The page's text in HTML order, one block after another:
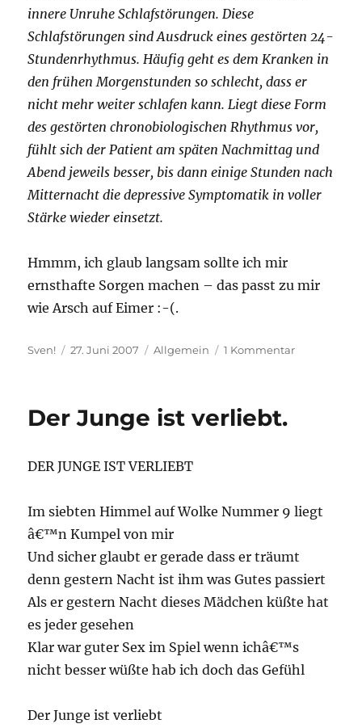
innere Unruhe Schlafstörungen. Diese
Schlafstörungen sind Ausdruck eines gestörten 24-
Stundenrhythmus. Häufig geht es dem Kranken in
den frühen Morgenstunden so schlecht, dass er
nicht mehr weiter schlafen kann. Liegt diese Form
des gestörten chronobiologischen Rhythmus vor,
fühlt sich der Patient am späten Nachmittag und
Abend jeweils besser, bis dann einige Stunden nach
Mitternacht die depressive Symptomatik in voller
Stärke wieder einsetzt.
Hmmm, ich glaub langsam sollte ich mir
ernsthafte Sorgen machen – das passt zu mir
wie Arsch auf Eimer :-(.
Autor
Sven!
Veröffentlicht
27. Juni 2007 Kategorien
Allgemein 1 Kommentarzu
Der Junge ist verliebt.
DER JUNGE IST VERLIEBT
Im siebten Himmel auf Wolke Nummer 9 liegt
â€™n Kumpel von mir
Und sicher glaubt er gerade dass er träumt
denn gestern Nacht ist ihm was Gutes passiert
Als er gestern Nacht dieses Mädchen küßte hat
es jeder gesehen
Klar war guter Sex im Spiel wenn ichâ€™s
nicht besser wüßte hab ich doch das Gefühl
Der Junge ist verliebt